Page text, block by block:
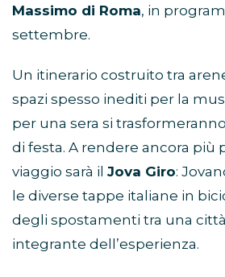
Massimo di Roma, in
settembre.
Un itinerario costruito tra
spazi spesso inediti per la
per una sera si
di festa. A rendere ancora più
viaggio sarà il Jova Giro:
le diverse tappe italiane in
degli spostamenti tra una
integrante dell’esperienza.